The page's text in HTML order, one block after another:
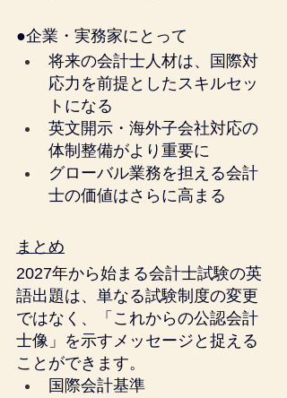
●企業・実務家にとって
将来の会計士人材は、国際対
応力を前提としたスキルセッ
トになる
英文開示・海外子会社対応の
体制整備がより重要に
グローバル業務を担える会計
士の価値はさらに高まる
まとめ
2027年から始まる会計士試験の英
語出題は、単なる試験制度の変更
ではなく、「これからの公認会計
士像」を示すメッセージと捉える
ことができます。
国際会計基準